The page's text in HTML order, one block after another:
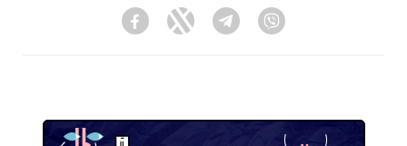
FacebookTwitter Telegram